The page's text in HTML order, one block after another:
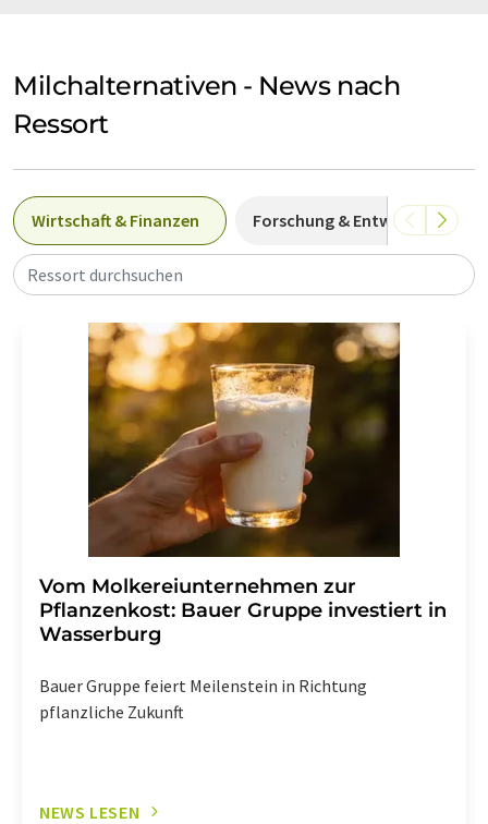
Milchalternativen - News nach
Ressort
Wirtschaft & Finanzen Forschung & Entwicklung
Ressort durchsuchen
Vom Molkereiunternehmen zur
Pflanzenkost: Bauer Gruppe investiert in
Wasserburg
Bauer Gruppe feiert Meilenstein in Richtung
pflanzliche Zukunft
NEWS LESEN